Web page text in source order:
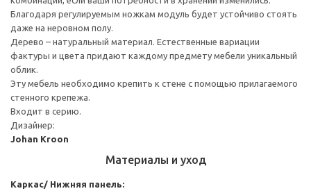
Благодаря регулируемым ножкам модуль будет устойчиво стоять
даже на неровном полу.
Дерево – натуральный материал. Естественные вариации
фактуры и цвета придают каждому предмету мебели уникальный
облик.
Эту мебель необходимо крепить к стене с помощью прилагаемого
стенного крепежа.
Входит в серию.
Дизайнер:
Johan Kroon
Материалы и уход
Каркас/ Нижняя панель: